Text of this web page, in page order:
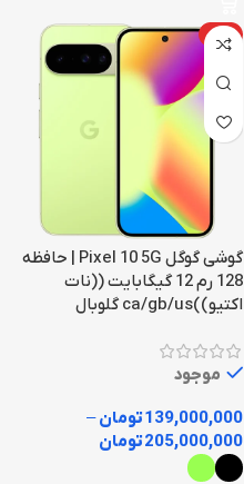
داغ
گوشی گوگل Pixel 10 5G | حافظه
128 رم 12 گیگابایت ((نات
اکتیو))ca/gb/us گلوبال
موجود
139,000,000تومان–
205,000,000تومان